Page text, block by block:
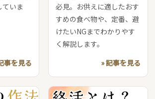
いま
事を見る
必見。お供えに適したおす
すめの食べ物や、定番、避
けたいNGまでわかりやす
く解説します。
» 記事を見る